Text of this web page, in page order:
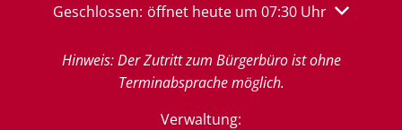
Klicken, um weitere Öffnungs- oder Schließzeiten
Geschlossen: öffnet heute um 07:30 Uhr
Hinweis: Der Zutritt zum Bürgerbüro ist ohne
Terminabsprache möglich.
Verwaltung: